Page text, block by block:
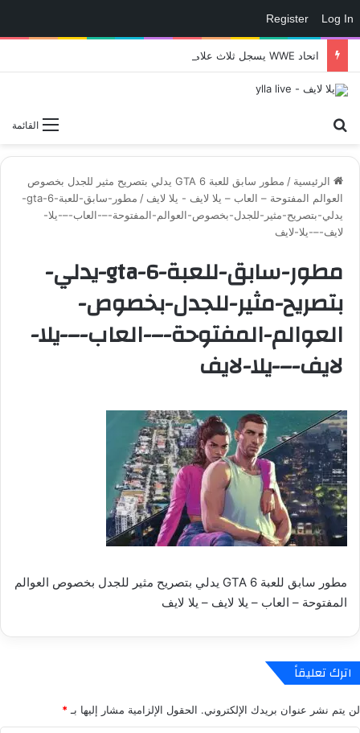
Log In
Register
القائمة
الرئيسية /
مطور سابق للعبة GTA 6 يدلي بتصريح مثير للجدل بخصوص
العوالم المفتوحة – العاب – يلا لايف - يلا لايف /
مطور-سابق-للعبة-gta-6-
يدلي-بتصريح-مثير-للجدل-بخصوص-العوالم-المفتوحة-–-العاب-–-يلا-
لايف-–-يلا-لايف
مطور-سابق-للعبة-gta-6-يدلي-
بتصريح-مثير-للجدل-بخصوص-
العوالم-المفتوحة-–-العاب-–-يلا-
لايف-–-يلا-لايف
مطور سابق للعبة GTA 6 يدلي بتصريح مثير للجدل بخصوص العوالم
المفتوحة – العاب – يلا لايف – يلا لايف
اترك تعليقاً
لن يتم نشر عنوان بريدك الإلكتروني. الحقول الإلزامية مشار إليها بـ *